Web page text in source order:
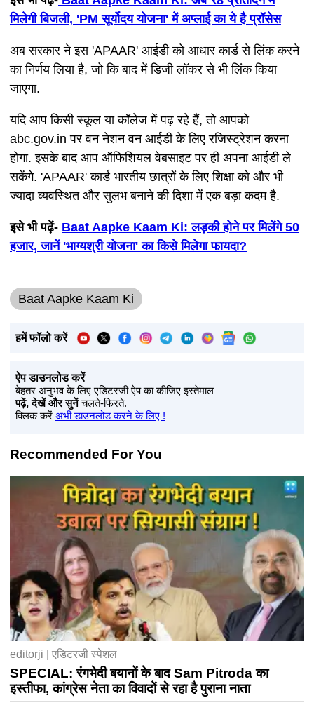
मिलेगी बिजली, 'PM सूर्योदय योजना' में अप्लाई का ये है प्रॉसेस
अब सरकार ने इस 'APAAR' आईडी को आधार कार्ड से लिंक करने
का निर्णय लिया है, जो कि बाद में डिजी लॉकर से भी लिंक किया
जाएगा.
यदि आप किसी स्कूल या कॉलेज में पढ़ रहे हैं, तो आपको
abc.gov.in पर वन नेशन वन आईडी के लिए रजिस्ट्रेशन करना
होगा. इसके बाद आप ऑफिशियल वेबसाइट पर ही अपना आईडी ले
सकेंगे. 'APAAR' कार्ड भारतीय छात्रों के लिए शिक्षा को और भी
ज्यादा व्यवस्थित और सुलभ बनाने की दिशा में एक बड़ा कदम है.
इसे भी पढ़ें- Baat Aapke Kaam Ki: लड़की होने पर मिलेंगे 50
हजार, जानें 'भाग्यश्री योजना' का किसे मिलेगा फायदा?
Baat Aapke Kaam Ki
हमें फॉलो करें
ऐप डाउनलोड करें
बेहतर अनुभव के लिए एडिटरजी ऐप का कीजिए इस्तेमाल
पढ़ें, देखें और सुनेंचलते-फिरते.
क्लिक करें अभी डाउनलोड करने के लिए !
Recommended For You
editorji | एडिटरजी स्पेशल
SPECIAL: रंगभेदी बयानों के बाद Sam Pitroda का
इस्तीफा, कांग्रेस नेता का विवादों से रहा है पुराना नाता